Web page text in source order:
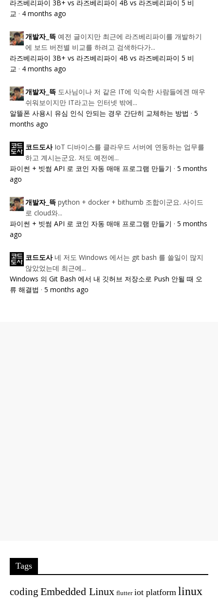
라즈베리파이 3B+ vs 라즈베리파이 4B vs 라즈베리파이 5 비
교 · 4 months ago
개발자_뜩 예전 글이지만 최근에 라즈베리파이를 개발하기
에 보드 버전별 비교를 하려고 검색하다가...
라즈베리파이 3B+ vs 라즈베리파이 4B vs 라즈베리파이 5 비
교 · 4 months ago
개발자_뜩 도사님이나 저 같은 IT에 익숙한 사람들에겐 매우
쉬워보이지만 IT라고는 인터넷 밖에...
알뜰폰 사용시 유심 인식 안되는 경우 간단히 교체하는 방법 · 5
months ago
코드도사 IoT 디바이스를 클라우드 서버에 연동하는 업무를
하고 계시는군요. 저도 예전에...
파이썬 + 빗썸 API 로 코인 자동 매매 프로그램 만들기 · 5 months
ago
개발자_뜩 python + docker + bithumb 조합이군요. 사이드
로 cloud와...
파이썬 + 빗썸 API 로 코인 자동 매매 프로그램 만들기 · 5 months
ago
코드도사 네 저도 Windows 에서는 git bash 를 쓸일이 많지
않았었는데 최근에...
Windows 의 Git Bash 에서 내 깃허브 저장소로 Push 안될 때 오
류 해결법 · 5 months ago
Tags
coding Embedded Linux flutter iot platform linux